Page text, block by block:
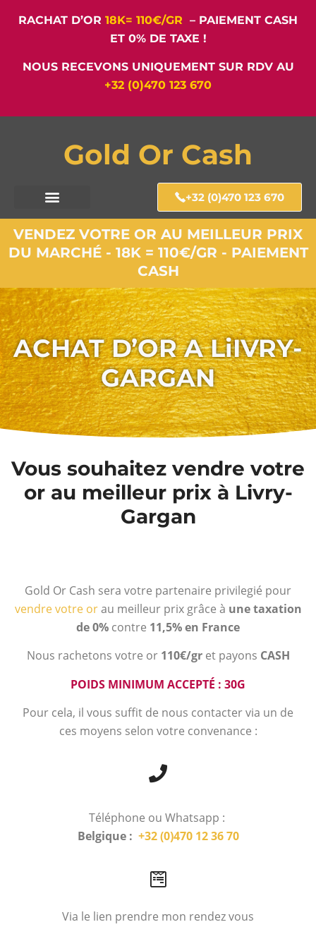
RACHAT D’OR 18K= 110€/GR – PAIEMENT CASH
ET 0% DE TAXE !
NOUS RECEVONS UNIQUEMENT SUR RDV AU
+32 (0)470 123 670
Gold Or Cash
+32 (0)470 123 670
VENDEZ VOTRE OR AU MEILLEUR PRIX
DU MARCHÉ - 18K = 110€/GR - PAIEMENT
CASH
ACHAT D’OR A LiIVRY-
GARGAN
Vous souhaitez vendre votre
or au meilleur prix à Livry-
Gargan
Gold Or Cash sera votre partenaire privilegié pour
vendre votre orau meilleur prix grâce à une taxation
de 0% contre 11,5% en France
Nous rachetons votre or 110€/gr et payons CASH
POIDS MINIMUM ACCEPTÉ : 30G
Pour cela, il vous suffit de nous contacter via un de
ces moyens selon votre convenance :
Téléphone ou Whatsapp :
Belgique : +32 (0)470 12 36 70
Via le lien prendre mon rendez vous